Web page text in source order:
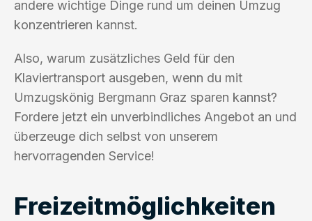
andere wichtige Dinge rund um deinen Umzug
konzentrieren kannst.
Also, warum zusätzliches Geld für den
Klaviertransport ausgeben, wenn du mit
Umzugskönig Bergmann Graz sparen kannst?
Fordere jetzt ein unverbindliches Angebot an und
überzeuge dich selbst von unserem
hervorragenden Service!
Freizeitmöglichkeiten